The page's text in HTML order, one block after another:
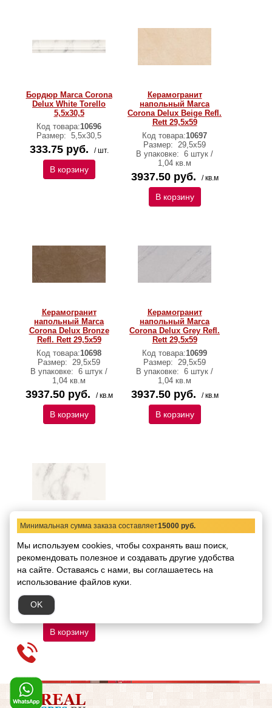
Бордюр Marca Corona
Delux White Torello
5,5х30,5
Код товара:10696
Размер: 5,5х30,5
333.75 руб. / шт.
В корзину
Керамогранит
напольный Marca
Corona Delux Beige Refl.
Rett 29,5х59
Код товара:10697
Размер: 29,5х59
В упаковке: 6 штук /
1,04 кв.м
3937.50 руб. / кв.м
В корзину
Керамогранит
напольный Marca
Corona Delux Bronze
Refl. Rett 29,5х59
Код товара:10698
Размер: 29,5х59
В упаковке: 6 штук /
1,04 кв.м
3937.50 руб. / кв.м
В корзину
Керамогранит
напольный Marca
Corona Delux Grey Refl.
Rett 29,5х59
Код товара:10699
Размер: 29,5х59
В упаковке: 6 штук /
1,04 кв.м
3937.50 руб. / кв.м
В корзину
Керамогранит
Corona Delux White Refl.
Rett 29,5х59
Код товара:10700
Размер:29,5х59
6 штук /
1,04 кв.м
3937.50 руб.
В корзину
Минимальная сумма заказа составляет15000 руб.
Мы используем cookies, чтобы сохранять ваш поиск,
рекомендовать полезное и создавать другие удобства
на сайте. Оставаясь с нами, вы соглашаетесь на
использование файлов куки.
OK